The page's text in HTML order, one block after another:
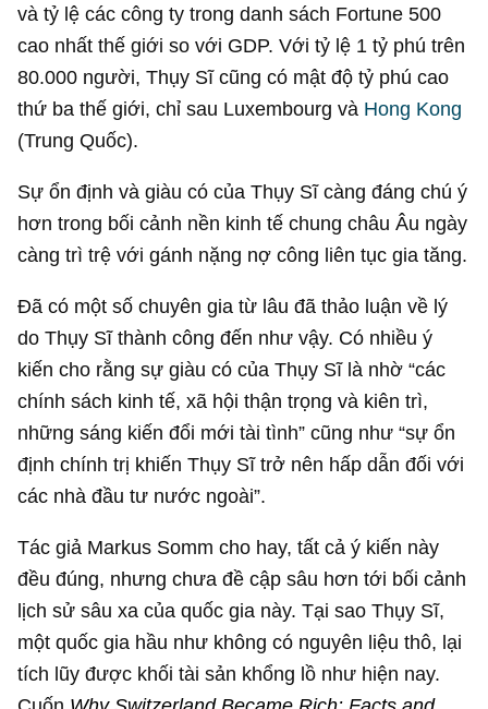
Ảnh: Substack.
Thụy Sĩ là một trong những quốc gia giàu nhất thế
giới, có thu nhập hộ gia đình trung bình cao hơn cả
và tỷ lệ các công ty trong danh sách Fortune 500
cao nhất thế giới so với GDP. Với tỷ lệ 1 tỷ phú trên
80.000 người, Thụy Sĩ cũng có mật độ tỷ phú cao
thứ ba thế giới, chỉ sau Luxembourg và Hong Kong
(Trung Quốc).